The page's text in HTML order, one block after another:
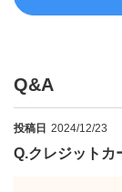
Q&A
投稿日 2024/12/23
Q.クレジットカ